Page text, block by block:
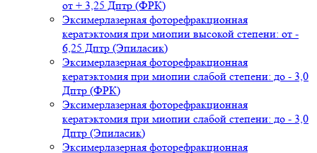
от + 3,25 Дптр (ФРК)
Эксимерлазерная фоторефракционная
кератэктомия при миопии высокой степени: от -
6,25 Дптр (Эпиласик)
Эксимерлазерная фоторефракционная
кератэктомия при миопии слабой степени: до - 3,0
Дптр (ФРК)
Эксимерлазерная фоторефракционная
кератэктомия при миопии слабой степени: до - 3,0
Дптр (Эпиласик)
Эксимерлазерная фоторефракционная